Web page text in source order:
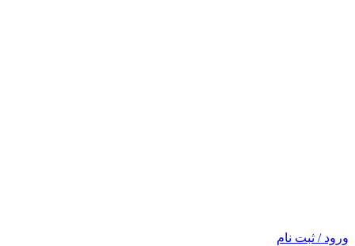
ورود / ثبت نام